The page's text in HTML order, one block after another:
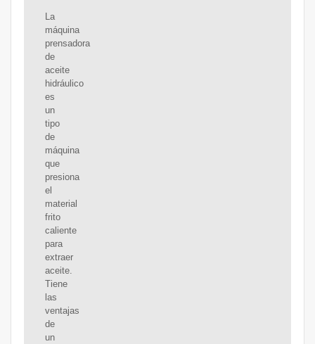
La
máquina
prensadora
de
aceite
hidráulico
es
un
tipo
de
máquina
que
presiona
el
material
frito
caliente
para
extraer
aceite.
Tiene
las
ventajas
de
un